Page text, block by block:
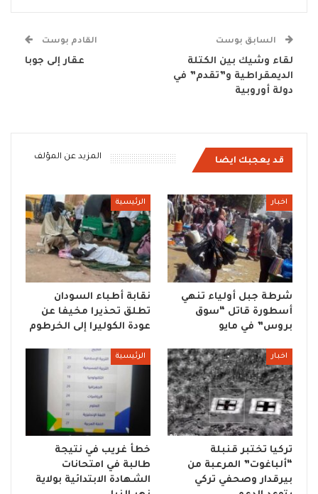
السابق بوست
لقاء وشيك بين الكتلة
الديمقراطية و”تقدم” في
دولة أوروبية
القادم بوست
عقار إلى جوبا
قد يعجبك ايضا المزيد عن المؤلف
اخبار
شرطة جبل أولياء تنهي
أسطورة قاتل “سوق
بروس” في مايو
الرئيسية
نقابة أطباء السودان
تطلق تحذيرا مخيفا عن
عودة الكوليرا إلى الخرطوم
اخبار
تركيا تختبر قنبلة
“ألباغوت” المرعبة من
بيرقدار وصحفي تركي
الرئيسية
خطأ غريب في نتيجة
طالبة في امتحانات
الشهادة الابتدائية بولاية